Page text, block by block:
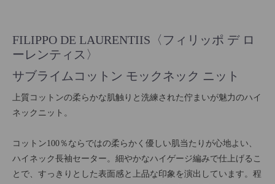
FILIPPO DE LAURENTIIS〈フィリッポ デ ロ
ーレンティス〉
サブライムコットン モックネック ニット
上質コットンの柔らかな肌触りと洗練された佇まいが魅力のハイ
ネックニット。
コットン100％ならではの柔らかく優しい肌当たりが心地よい、
ハイネック長袖セーター。細やかなハイゲージ編みで仕上げるこ
とで、すっきりとした表面感と上品な印象を演出しています。程